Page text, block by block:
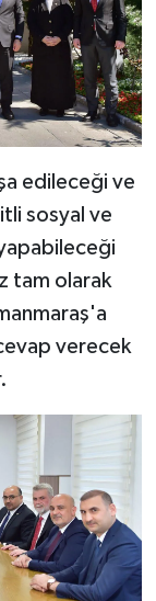
edileceği ve
sosyal ve
tam olarak
cevap verecek